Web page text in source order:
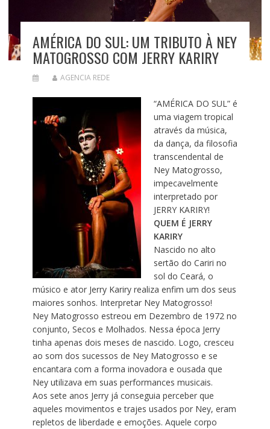
AMÉRICA DO SUL: UM TRIBUTO À NEY
MATOGROSSO COM JERRY KARIRY
AGENCIA REDE
“AMÉRICA DO SUL” é
uma viagem tropical
através da música,
da dança, da filosofia
transcendental de
Ney Matogrosso,
impecavelmente
interpretado por
JERRY KARIRY!
QUEM É JERRY
KARIRY
Nascido no alto
sertão do Cariri no
sol do Ceará, o
músico e ator Jerry Kariry realiza enfim um dos seus
maiores sonhos. Interpretar Ney Matogrosso!
Ney Matogrosso estreou em Dezembro de 1972 no
conjunto, Secos e Molhados. Nessa época Jerry
tinha apenas dois meses de nascido. Logo, cresceu
ao som dos sucessos de Ney Matogrosso e se
encantara com a forma inovadora e ousada que
Ney utilizava em suas performances musicais.
Aos sete anos Jerry já conseguia perceber que
aqueles movimentos e trajes usados por Ney, eram
repletos de liberdade e emoções. Aquele corpo